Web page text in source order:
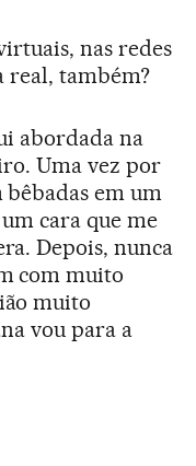
nas redes
real, também?
abordada na
Uma vez por
bêbadas em um
cara que me
Depois, nunca
com muito
muito
vou para a